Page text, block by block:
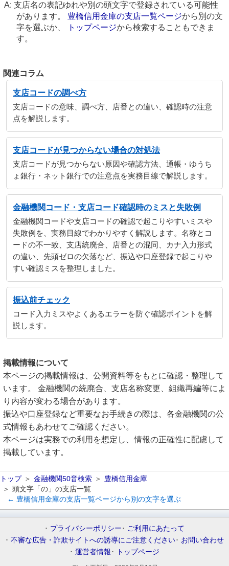
支店名の表記ゆれや別の頭文字で登録されている可能性
があります。 豊橋信用金庫の支店一覧ページから別の文
字を選ぶか、
トップページから検索することもできま
す。
関連コラム
支店コードの調べ方
支店コードの意味、調べ方、店番との違い、確認時の注意
点を解説します。
支店コードが見つからない場合の対処法
支店コードが見つからない原因や確認方法、通帳・ゆうち
ょ銀行・ネット銀行での注意点を実務目線で解説します。
金融機関コード・支店コード確認時のミスと失敗例
金融機関コードや支店コードの確認で起こりやすいミスや
失敗例を、実務目線でわかりやすく解説します。名称とコ
ードの不一致、支店統廃合、店番との混同、カナ入力形式
の違い、先頭ゼロの欠落など、振込や口座登録で起こりや
すい確認ミスを整理しました。
振込前チェック
コード入力ミスやよくあるエラーを防ぐ確認ポイントを解
説します。
掲載情報について
本ページの掲載情報は、公開資料等をもとに確認・整理して
います。 金融機関の統廃合、支店名称変更、組織再編等によ
り内容が変わる場合があります。
振込や口座登録など重要なお手続きの際は、各金融機関の公
式情報もあわせてご確認ください。
本ページは実務での利用を想定し、情報の正確性に配慮して
掲載しています。
トップ 金融機関50音検索
豊橋信用金庫
頭文字「の」の支店一覧
← 豊橋信用金庫の支店一覧ページから別の文字を選ぶ
プライバシーポリシー
ご利用にあたって
不審な広告・詐欺サイトへの誘導にご注意ください
お問い合わせ
運営者情報
トップページ